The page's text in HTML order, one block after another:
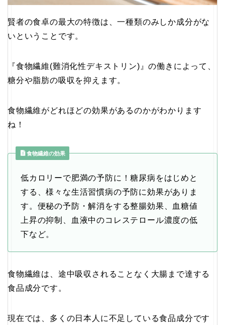
賢者の食卓の最大の特徴は、一種類のみしか成分がな
いということです。
『食物繊維(難消化性デキストリン)』の働きによって、
糖分や脂肪の吸収を抑えます。
食物繊維がどれほどの効果があるのかがわかります
ね！
食物繊維の効果
低カロリーで肥満の予防に！糖尿病をはじめと
する、様々な生活習慣病の予防に効果がありま
す。便秘の予防・解消をする整腸効果、血糖値
上昇の抑制、血液中のコレステロール濃度の低
下など。
食物繊維は、途中吸収されることなく大腸まで達する
食品成分です。
現在では、多くの日本人に不足している食品成分です